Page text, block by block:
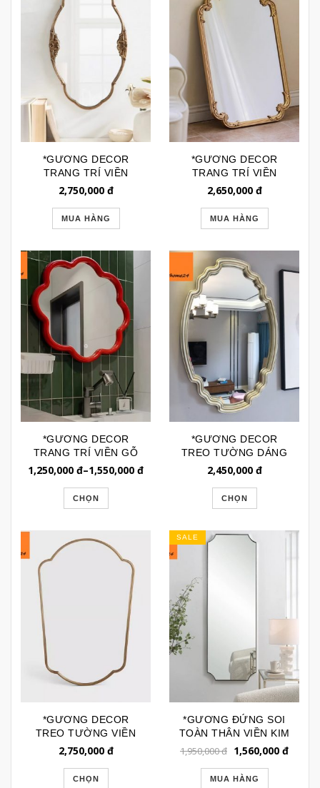
*GƯƠNG DECOR
TRANG TRÍ VIỀN
ĐỒNG DÁNG OVAL
GTR265
2,750,000đ
MUA HÀNG
*GƯƠNG DECOR
TRANG TRÍ VIỀN
ĐỒNG KIỂU PHÁP CAO
2,650,000đ
MUA HÀNG
*GƯƠNG DECOR
TRANG TRÍ VIỀN GỖ
DÁNG BÔNG HOA
1,250,000 đ–1,550,000 đ
CHỌN
*GƯƠNG DECOR
TREO TƯỜNG DÁNG
SÓNG TÓC GTR171
2,450,000đ
CHỌN
*GƯƠNG DECOR
TREO TƯỜNG VIỀN
INOX CAO CẤP DÁNG
2,750,000đ
CHỌN
SALE
*GƯƠNG ĐỨNG SOI
TOÀN THÂN VIỀN KIM
LOẠI KIỂU PHÁP
1,950,000đ 1,560,000 đ
MUA HÀNG